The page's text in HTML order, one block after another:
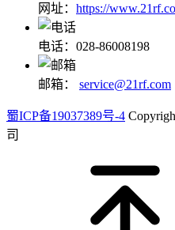
网址： https://
电话：028-86008198
邮箱： service@21rf.com
蜀ICP备19037389号-4
司